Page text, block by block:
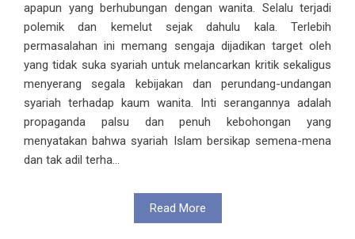
apapun yang berhubungan dengan wanita. Selalu terjadi
polemik dan kemelut sejak dahulu kala. Terlebih
permasalahan ini memang sengaja dijadikan target oleh
yang tidak suka syariah untuk melancarkan kritik sekaligus
menyerang segala kebijakan dan perundang-undangan
syariah terhadap kaum wanita. Inti serangannya adalah
propaganda palsu dan penuh kebohongan yang
menyatakan bahwa syariah Islam bersikap semena-mena
dan tak adil terha...
Read More